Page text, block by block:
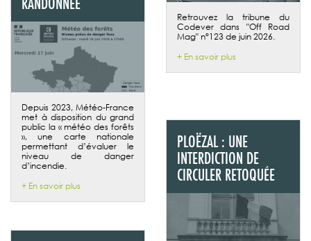
Retrouvez la tribune du
Codever dans "Off Road
Mag" n°123 de juin 2026.
+ En savoir plus
Depuis 2023, Météo-France
met à disposition du grand
public la « météo des forêts
», une carte nationale
permettant d’évaluer le
niveau de danger
d’incendie.
+ En savoir plus
PLOËZAL : UNE
INTERDICTION DE
CIRCULER RETOQUÉE